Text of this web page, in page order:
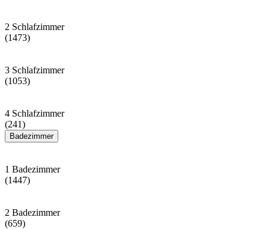
2 Schlafzimmer
(1473)
3 Schlafzimmer
(1053)
4 Schlafzimmer
(241)
Badezimmer
1 Badezimmer
(1447)
2 Badezimmer
(659)